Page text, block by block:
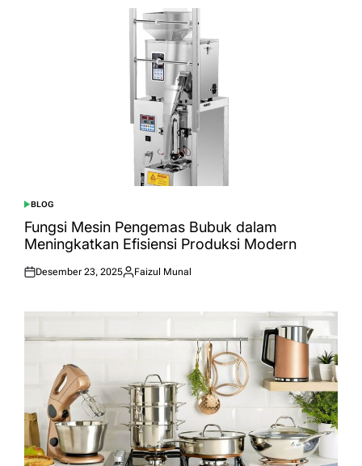
POSTED
IN
BLOG
Fungsi Mesin Pengemas Bubuk dalam
Meningkatkan Efisiensi Produksi Modern
Posted
Desember 23, 2025
Posted
Faizul Munal